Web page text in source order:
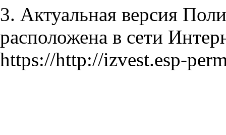
3. Актуальная версия
расположена в сети
https://http://izvest.esp-